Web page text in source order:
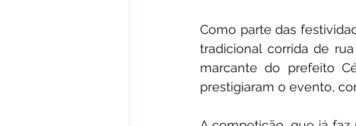
Licitações Leilão Eleições
Como parte das
tradicional corrida de
marcante do prefeito
prestigiaram o evento,